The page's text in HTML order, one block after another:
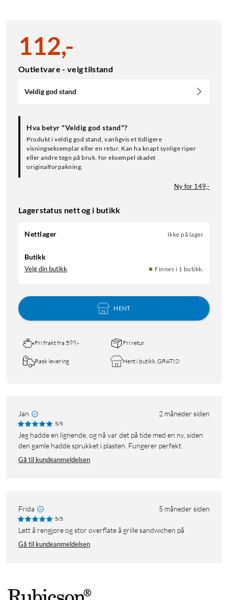
112,-
Outletvare - velg tilstand
Veldig god stand
Hva betyr "Veldig god stand"?
Produkt i veldig god stand, vanligvis et tidligere
visningseksemplar eller en retur. Kan ha knapt synlige riper
eller andre tegn på bruk, for eksempel skadet
originalforpakning.
Ny for 149,-
Lagerstatus nett og i butikk
Nettlager Ikke på lager
Butikk
Velg din butikk Finnes i 1 butikk.
HENT
Fri frakt fra 599,- Fri retur
Rask levering Hent i butikk, GRATIS!
Jan 2 måneder siden
5/5
Jeg hadde en lignende, og nå var det på tide med en ny, siden
den gamle hadde sprukket i plasten. Fungerer perfekt.
Gå til kundeanmeldelsen
Frida 5 måneder siden
5/5
Lett å rengjøre og stor overflate å grille sandwichen på
Gå til kundeanmeldelsen